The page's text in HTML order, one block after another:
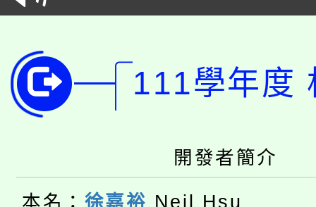
徵才活動。
YOUNG桃局內行報名
局官網。
開!
115年桃園市運動會8/
桃園市低收入戶享有免
視費優惠，中低收入戶
半價優惠，詳情可洽有
大園自造教育及科技
份教師增能研習
大溪自造教育及科技中
111學年度
開發者簡介
本名： 徐嘉裕 Neil Hsu